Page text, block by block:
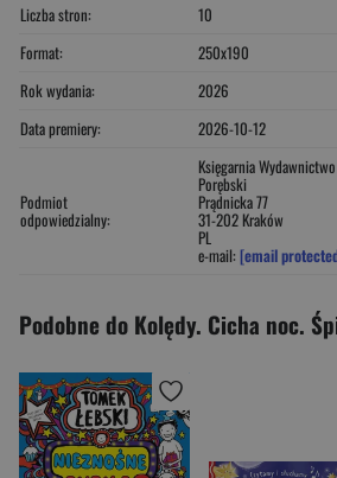
Liczba stron:
10
Format:
250x190
Rok wydania:
2026
Data premiery:
2026-10-12
Podmiot
odpowiedzialny:
Księgarnia
Porębski
Prądnicka 77
31-202 Kraków
PL
e-mail: [email
Podobne do Kolędy. Cicha noc.